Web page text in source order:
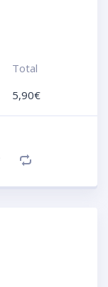
Total
5,90€